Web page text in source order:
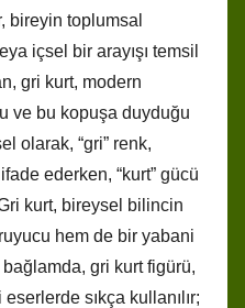
bireyin toplumsal
içsel bir arayışı temsil
gri kurt, modern
ve bu kopuşa duyduğu
olarak, “gri” renk,
ederken, “kurt” gücü
Gri kurt, bireysel bilincin
hem de bir yabani
gri kurt figürü,
sıkça kullanılır;